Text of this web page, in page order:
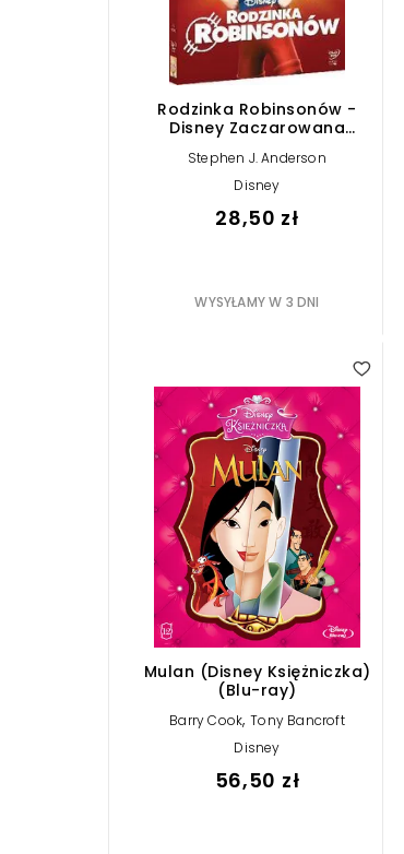
Rodzinka Robinsonów -
Disney Zaczarowana
Stephen J. Anderson
Disney
28,50 zł
WYSYŁAMY W 3 DNI
Mulan (Disney Księżniczka)
(Blu-ray)
Barry Cook,Tony Bancroft
Disney
56,50 zł